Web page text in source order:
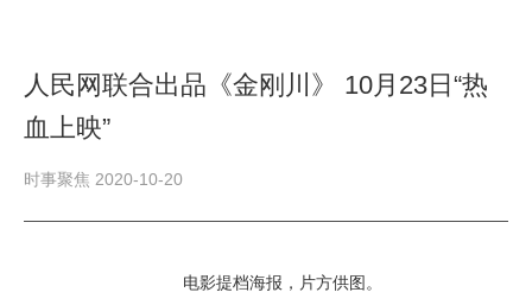
人民网联合出品《金刚川》 10月23日“热
血上映”
时事聚焦 2020-10-20
电影提档海报，片方供图。